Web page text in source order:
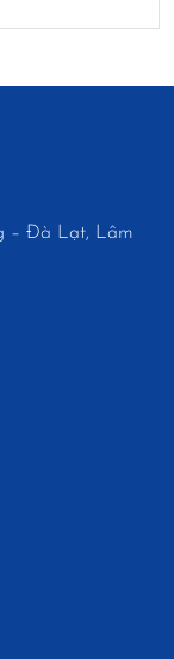
– Đà Lạt, Lâm